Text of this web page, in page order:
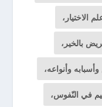
الاختيار،
بالخير،
وأنواعه،
في النّفوس،